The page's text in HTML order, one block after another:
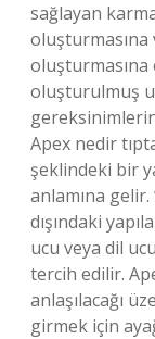
sağlayan
oluşturmasına
oluşturmasına
oluşturulmuş
Apex nedir
şeklindeki bir
anlamına
dışındaki
ucu veya dil
tercih edilir.
anlaşılacağı
girmek için